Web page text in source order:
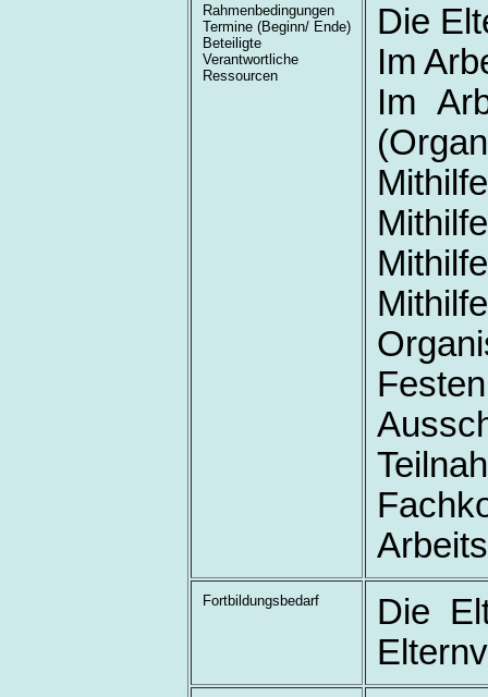
Rahmenbedingungen
Termine (Beginn/ Ende)
Beteiligte
Verantwortliche
Ressourcen
Die
Im
Im
Festen
Fortbildungsbedarf
Die